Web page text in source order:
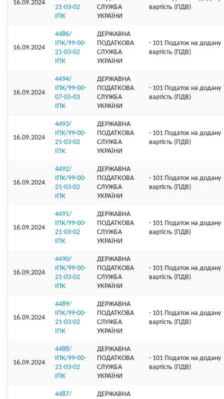
16.09.2024
21-03-02
ІПК
СЛУЖБА
УКРАЇНИ
вартість (ПДВ)
16.09.2024
4486/
ІПК/99-00-
21-03-02
ІПК
ДЕРЖАВНА
ПОДАТКОВА
СЛУЖБА
УКРАЇНИ
- 101 Податок на додану
вартість (ПДВ)
16.09.2024
4494/
ІПК/99-00-
07-05-03
ІПК
ДЕРЖАВНА
ПОДАТКОВА
СЛУЖБА
УКРАЇНИ
- 101 Податок на додану
вартість (ПДВ)
16.09.2024
4493/
ІПК/99-00-
21-03-02
ІПК
ДЕРЖАВНА
ПОДАТКОВА
СЛУЖБА
УКРАЇНИ
- 101 Податок на додану
вартість (ПДВ)
16.09.2024
4492/
ІПК/99-00-
21-03-02
ІПК
ДЕРЖАВНА
ПОДАТКОВА
СЛУЖБА
УКРАЇНИ
- 101 Податок на додану
вартість (ПДВ)
16.09.2024
4491/
ІПК/99-00-
21-03-02
ІПК
ДЕРЖАВНА
ПОДАТКОВА
СЛУЖБА
УКРАЇНИ
- 101 Податок на додану
вартість (ПДВ)
16.09.2024
4490/
ІПК/99-00-
21-03-02
ІПК
ДЕРЖАВНА
ПОДАТКОВА
СЛУЖБА
УКРАЇНИ
- 101 Податок на додану
вартість (ПДВ)
16.09.2024
4489/
ІПК/99-00-
21-03-02
ІПК
ДЕРЖАВНА
ПОДАТКОВА
СЛУЖБА
УКРАЇНИ
- 101 Податок на додану
вартість (ПДВ)
16.09.2024
4488/
ІПК/99-00-
21-03-02
ІПК
ДЕРЖАВНА
ПОДАТКОВА
СЛУЖБА
УКРАЇНИ
- 101 Податок на додану
вартість (ПДВ)
4487/
ДЕРЖАВНА